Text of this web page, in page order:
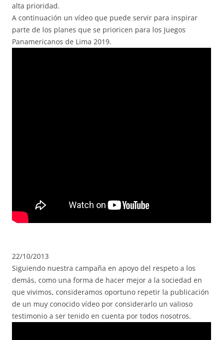
alta prioridad.
A continuación un vídeo que puede servir para inspirar
parte de los planes que se prioricen para los Juegos
Panamericanos de Lima 2019.
22/10/2013
Siguiendo nuestra campaña en apoyo del respeto a los
demás, como una forma de hacer mejor a la sociedad en
que vivimos, consideramos oportuno repetir la publicación
de un muy conocido vídeo por considerarlo un valioso
testimonio a ser tenido en cuenta por todos nosotros.